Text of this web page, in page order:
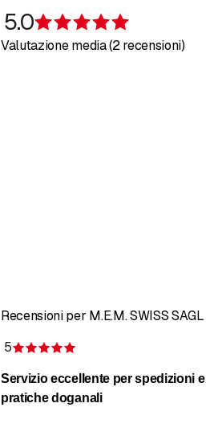
5.0
Valutazione media (2 recensioni)
Recensioni per M.E.M. SWISS SAGL
5
Servizio eccellente per spedizioni e
pratiche doganali